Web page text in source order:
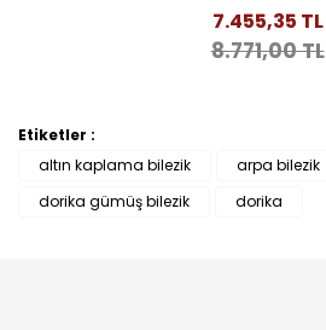
7.455,35 TL
8.771,00 TL
Etiketler :
altın kaplama bilezik
arpa bilezik
dorika gümüş bilezik
dorika